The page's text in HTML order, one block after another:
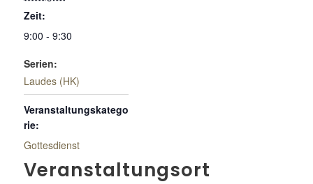
Zeit:
9:00 - 9:30
Serien:
Laudes (HK)
Veranstaltungskatego
rie:
Gottesdienst
Veranstaltungsort